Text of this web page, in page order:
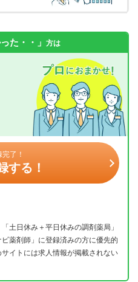
た・・」 方は
了！
する！
土日休み＋平日休みの調剤薬局」
薬剤師」に登録済みの方に優先的
イトには求人情報が掲載されない